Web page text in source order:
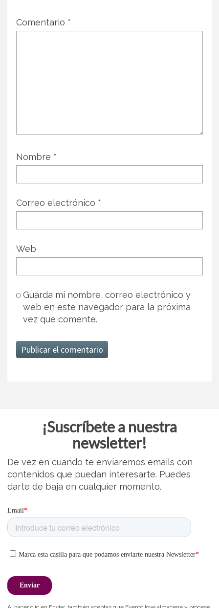
Comentario *
Nombre *
Correo electrónico *
Web
Guarda mi nombre, correo electrónico y
web en este navegador para la próxima
vez que comente.
¡Suscríbete a nuestra
newsletter!
De vez en cuando te enviaremos emails con
contenidos que puedan interesarte. Puedes
darte de baja en cualquier momento.